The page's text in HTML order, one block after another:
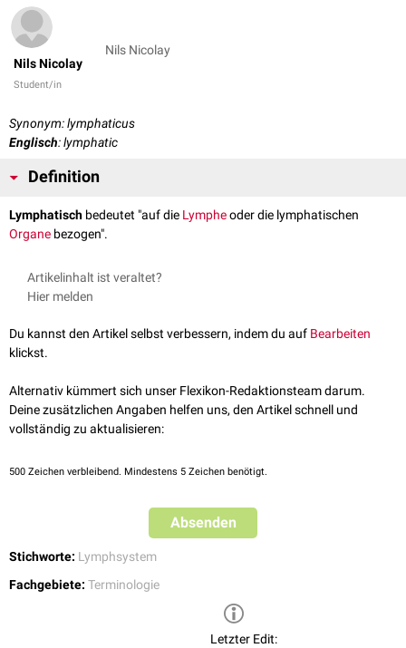
Nils Nicolay
Student/in
Nils Nicolay
Synonym: lymphaticus
Englisch: lymphatic
Definition
Lymphatisch bedeutet "auf die Lympheoder die lymphatischen
Organe bezogen".
Artikelinhalt ist veraltet?
Hier melden
Du kannst den Artikel selbst verbessern, indem du auf Bearbeiten
klickst.
Alternativ kümmert sich unser Flexikon-Redaktionsteam darum.
Deine zusätzlichen Angaben helfen uns, den Artikel schnell und
vollständig zu aktualisieren:
500 Zeichen verbleibend. Mindestens 5 Zeichen benötigt.
Absenden
Stichworte: Lymphsystem
Fachgebiete: Terminologie
Letzter Edit: